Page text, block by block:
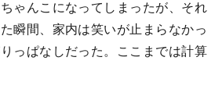
ゃんこになってしまったが、それ
瞬間、家内は笑いが止まらなかっ
っぱなしだった。ここまでは計算